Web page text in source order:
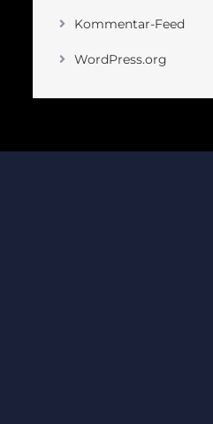
Kommentar-Feed
WordPress.org